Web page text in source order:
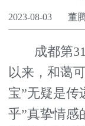
2023-08-03 董
成都第31
以来，和蔼
宝”无疑是传
乎”真挚情感